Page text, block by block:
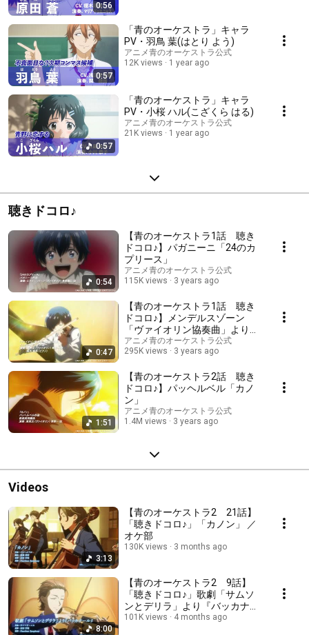
0:56
0:57
「青のオーケストラ」キャラ
PV・羽鳥 葉(はとり よう)
アニメ青のオーケストラ公式
12K views
1 year ago
0:57
「青のオーケストラ」キャラ
PV・小桜 ハル(こざくら はる)
アニメ青のオーケストラ公式
21K views
1 year ago
聴きドコロ♪
0:54
【青のオーケストラ1話 聴き
ドコロ♪】パガニーニ「24のカ
プリース」
アニメ青のオーケストラ公式
115K views
3 years ago
0:47
【青のオーケストラ1話 聴き
ドコロ♪】メンデルスゾーン
「ヴァイオリン協奏曲」より第
3楽章
アニメ青のオーケストラ公式
295K views
3 years ago
1:51
【青のオーケストラ2話 聴き
ドコロ♪】パッヘルベル「カノ
ン」
アニメ青のオーケストラ公式
1.4M views
3 years ago
Videos
3:13
【青のオーケストラ2 21話】
「聴きドコロ♪」「カノン」 ／
オケ部
130K views 3 months ago
8:00
【青のオーケストラ2 9話】
「聴きドコロ♪」歌劇「サムソ
ンとデリラ」より『バッカナー
ル』
101K views 4 months ago